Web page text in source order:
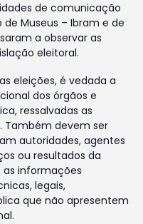
de comunicação
Museus – Ibram e de
a observar as
eleitoral.
eleições, é vedada a
dos órgãos e
ressalvadas as
Também devem ser
autoridades, agentes
ou resultados da
informações
legais,
que não apresentem